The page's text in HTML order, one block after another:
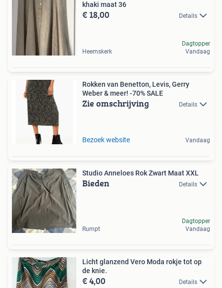
khaki maat 36
€ 18,00 Details
Heemskerk
Dagtopper
Vandaag
Rokken van Benetton, Levis, Gerry
Weber & meer! -70% SALE
Zie omschrijving Details
Bezoek website Vandaag
Studio Anneloes Rok Zwart Maat XXL
Bieden Details
Rumpt
Dagtopper
Vandaag
Licht glanzend Vero Moda rokje tot op
de knie.
€ 4,00 Details